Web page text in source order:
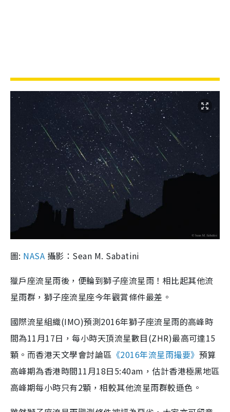
圖: NASA 攝影：Sean M. Sabatini
獵戶座流星雨後，便輪到獅子座流星雨！相比起其他流
星雨群，獅子座流星座今年觀賞條件最差。
國際流星組織(IMO)預測2016年獅子座流星雨的高峰時
間為11月17日，每小時天頂流星數目(ZHR)最高可達15
顆。而香港天文學會討論區 《2016年流星雨撮要》 預算
高峰期為香港時間11月18日5:40am，估計香港極黑地區
高峰期每小時只有2顆，相較其他流星雨群較遜色。